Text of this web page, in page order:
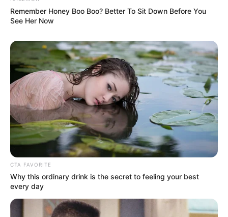
Remember Honey Boo Boo? Better To Sit Down Before You
See Her Now
CTA FAVORITE
Why this ordinary drink is the secret to feeling your best
every day